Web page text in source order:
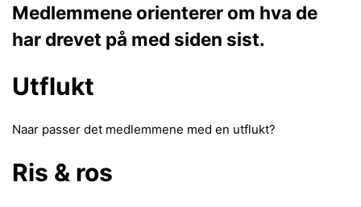
Medlemmene orienterer om hva de
har drevet på med siden sist.
Utflukt
Naar passer det medlemmene med en utflukt?
Ris & ros